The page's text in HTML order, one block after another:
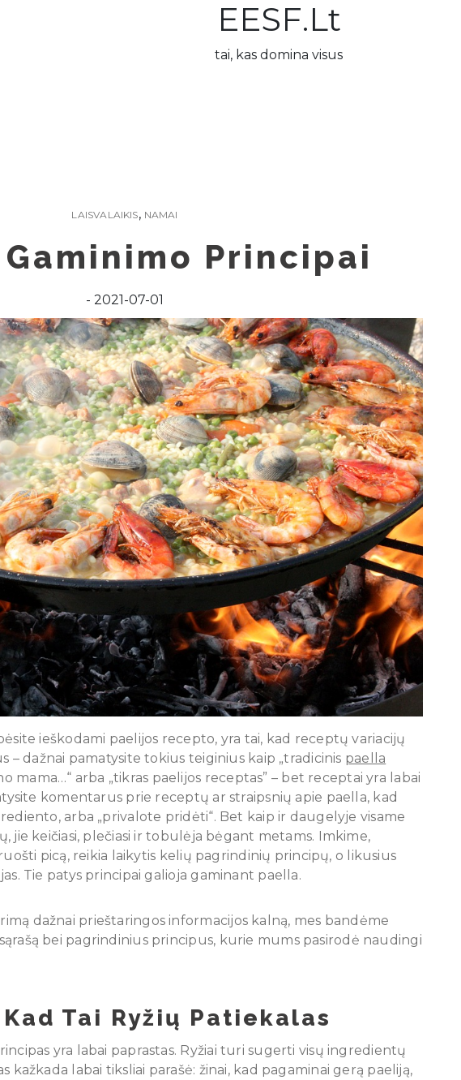
EESF.lt
tai, kas domina visus
LAISVALAIKIS, NAMAI
Principai
2021-07-01
ieškodami paelijos recepto, yra tai, kad receptų variacijų
– dažnai pamatysite tokius teiginius kaip „tradicinis paella
mama…“ arba „tikras paelijos receptas” – bet receptai yra labai
komentarus prie receptų ar straipsnių apie paella, kad
arba „privalote pridėti“. Bet kaip ir daugelyje visame
jie keičiasi, plečiasi ir tobulėja bėgant metams. Imkime,
picą, reikia laikytis kelių pagrindinių principų, o likusius
Tie patys principai galioja gaminant paella.
dažnai prieštaringos informacijos kalną, mes bandėme
bei pagrindinius principus, kurie mums pasirodė naudingi
Tai Ryžių Patiekalas
yra labai paprastas. Ryžiai turi sugerti visų ingredientų
kažkada labai tiksliai parašė: žinai, kad pagaminai gerą paeliją,